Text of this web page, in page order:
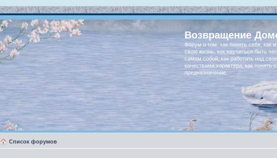
Возвращение
Форум о том: как понять себя, как
свою жизнь, как научиться быть
самим собой, как работать над
качествами характера, как понять
предназначение.
Список форумов